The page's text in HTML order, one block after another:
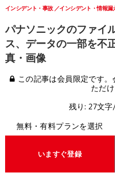
パナソニックのファイ
ス、データの一部を不
真・画像
インシデント・事故 インシデント・情報漏
この記事は会員限定です
ただけ
残り: 27文
無料・有料プランを選択
いますぐ登録